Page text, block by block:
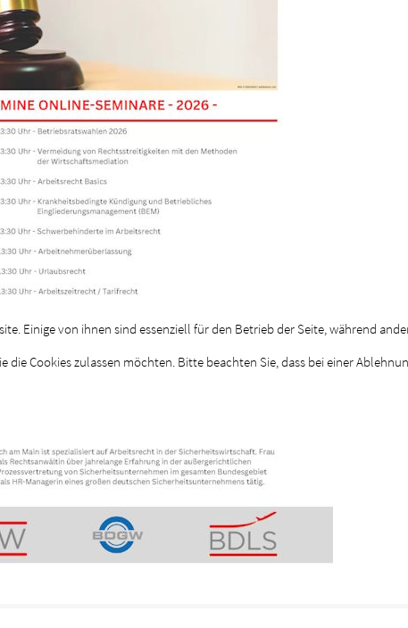
Einige von ihnen sind essenziell für den Betrieb der Seite, während
die Cookies zulassen möchten. Bitte beachten Sie, dass bei einer